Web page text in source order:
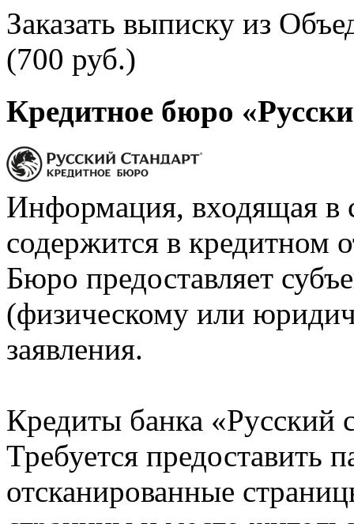
Заказать выписку из
(700 руб.)
Кредитное бюро
Информация, входящая в
содержится в кредитном
Бюро предоставляет
(физическому или
заявления.
Кредиты банка «Русский
Требуется предоставить
отсканированные